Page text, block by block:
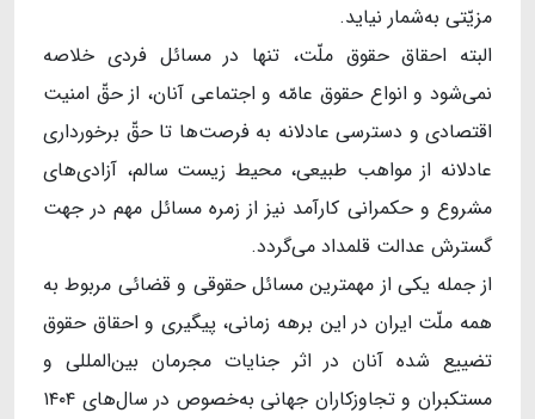
مزیّتی به‌شمار نیاید.
البته احقاق حقوق ملّت، تنها در مسائل فردی خلاصه
نمی‌شود و انواع حقوق عامّه و اجتماعی آنان، از حقّ امنیت
اقتصادی و دسترسی عادلانه به فرصت‌ها تا حقّ برخورداری
عادلانه از مواهب طبیعی، محیط زیست سالم، آزادی‌های
مشروع و حکمرانی کارآمد نیز از زمره‌ مسائل مهم در جهت
گسترش عدالت قلمداد می‌گردد.
از جمله یکی از مهمترین مسائل حقوقی و قضائی مربوط به
همه‌‌ ملّت ایران در این برهه‌ زمانی، پیگیری و احقاق حقوق
تضییع شده‌ آنان در اثر جنایات مجرمان بین‌المللی و
مستکبران و تجاوزکاران جهانی به‌خصوص در سال‌های ۱۴۰۴